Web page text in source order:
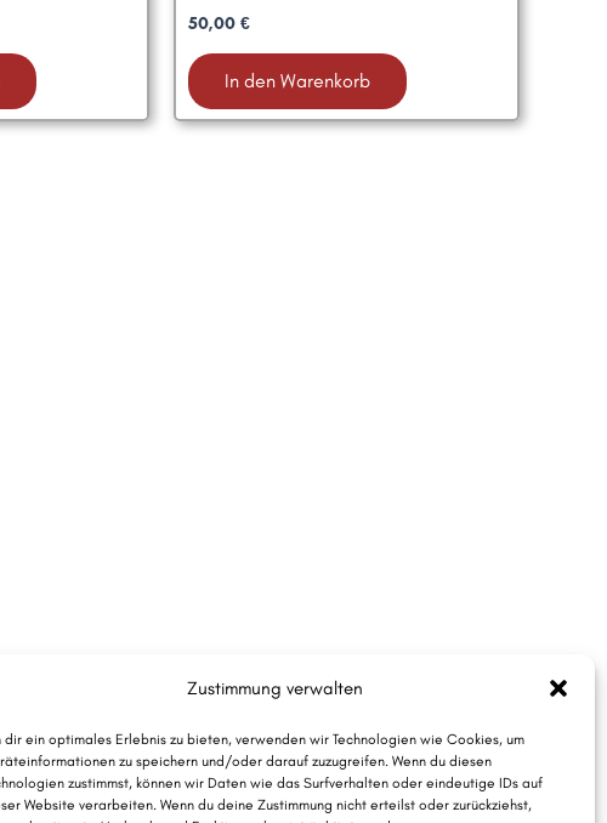
Zustimmung verwalten
dir ein optimales Erlebnis zu bieten, verwenden wir Technologien wie Cookies, um
zu speichern und/oder darauf zuzugreifen. Wenn du diesen
zustimmst, können wir Daten wie das Surfverhalten oder eindeutige IDs auf
Website verarbeiten. Wenn du deine Zustimmung nicht erteilst oder zurückziehst,
50,00 €
In den Warenkorb